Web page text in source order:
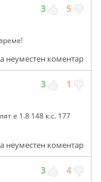
3 5
неуместен коментар
3 1
е 1.8 148 к.с. 177
неуместен коментар
3 4